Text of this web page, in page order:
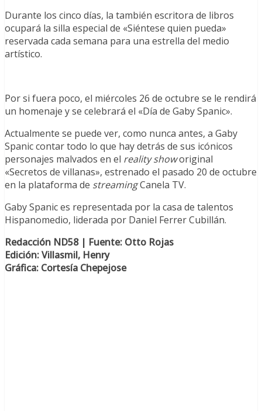
Durante los cinco días, la también escritora de libros
ocupará la silla especial de «Siéntese quien pueda»
reservada cada semana para una estrella del medio
artístico.
Por si fuera poco, el miércoles 26 de octubre se le rendirá
un homenaje y se celebrará el «Día de Gaby Spanic».
Actualmente se puede ver, como nunca antes, a Gaby
Spanic contar todo lo que hay detrás de sus icónicos
personajes malvados en el reality showoriginal
«Secretos de villanas», estrenado el pasado 20 de octubre
en la plataforma de streamingCanela TV.
Gaby Spanic es representada por la casa de talentos
Hispanomedio, liderada por Daniel Ferrer Cubillán.
Redacción ND58 | Fuente: Otto Rojas
Edición: Villasmil, Henry
Gráfica: Cortesía Chepejose